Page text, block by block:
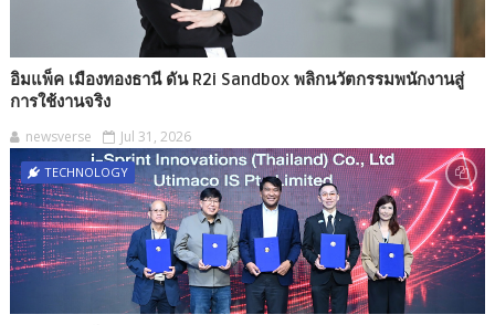
อิมแพ็ค เมืองทองธานี ดัน R2i Sandbox พลิกนวัตกรรมพนักงานสู่
การใช้งานจริง
newsverse Jul 31, 2026
TECHNOLOGY